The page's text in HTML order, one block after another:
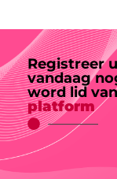
Registreer u
vandaag
word lid
platform